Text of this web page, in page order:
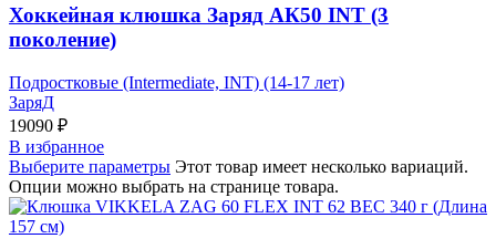
Хоккейная клюшка Заряд АК50 INT (3
поколение)
Подростковые (Intermediate, INT) (14-17 лет)
ЗаряД
19090 ₽
В избранное
Выберите параметры Этот товар имеет несколько вариаций.
Опции можно выбрать на странице товара.